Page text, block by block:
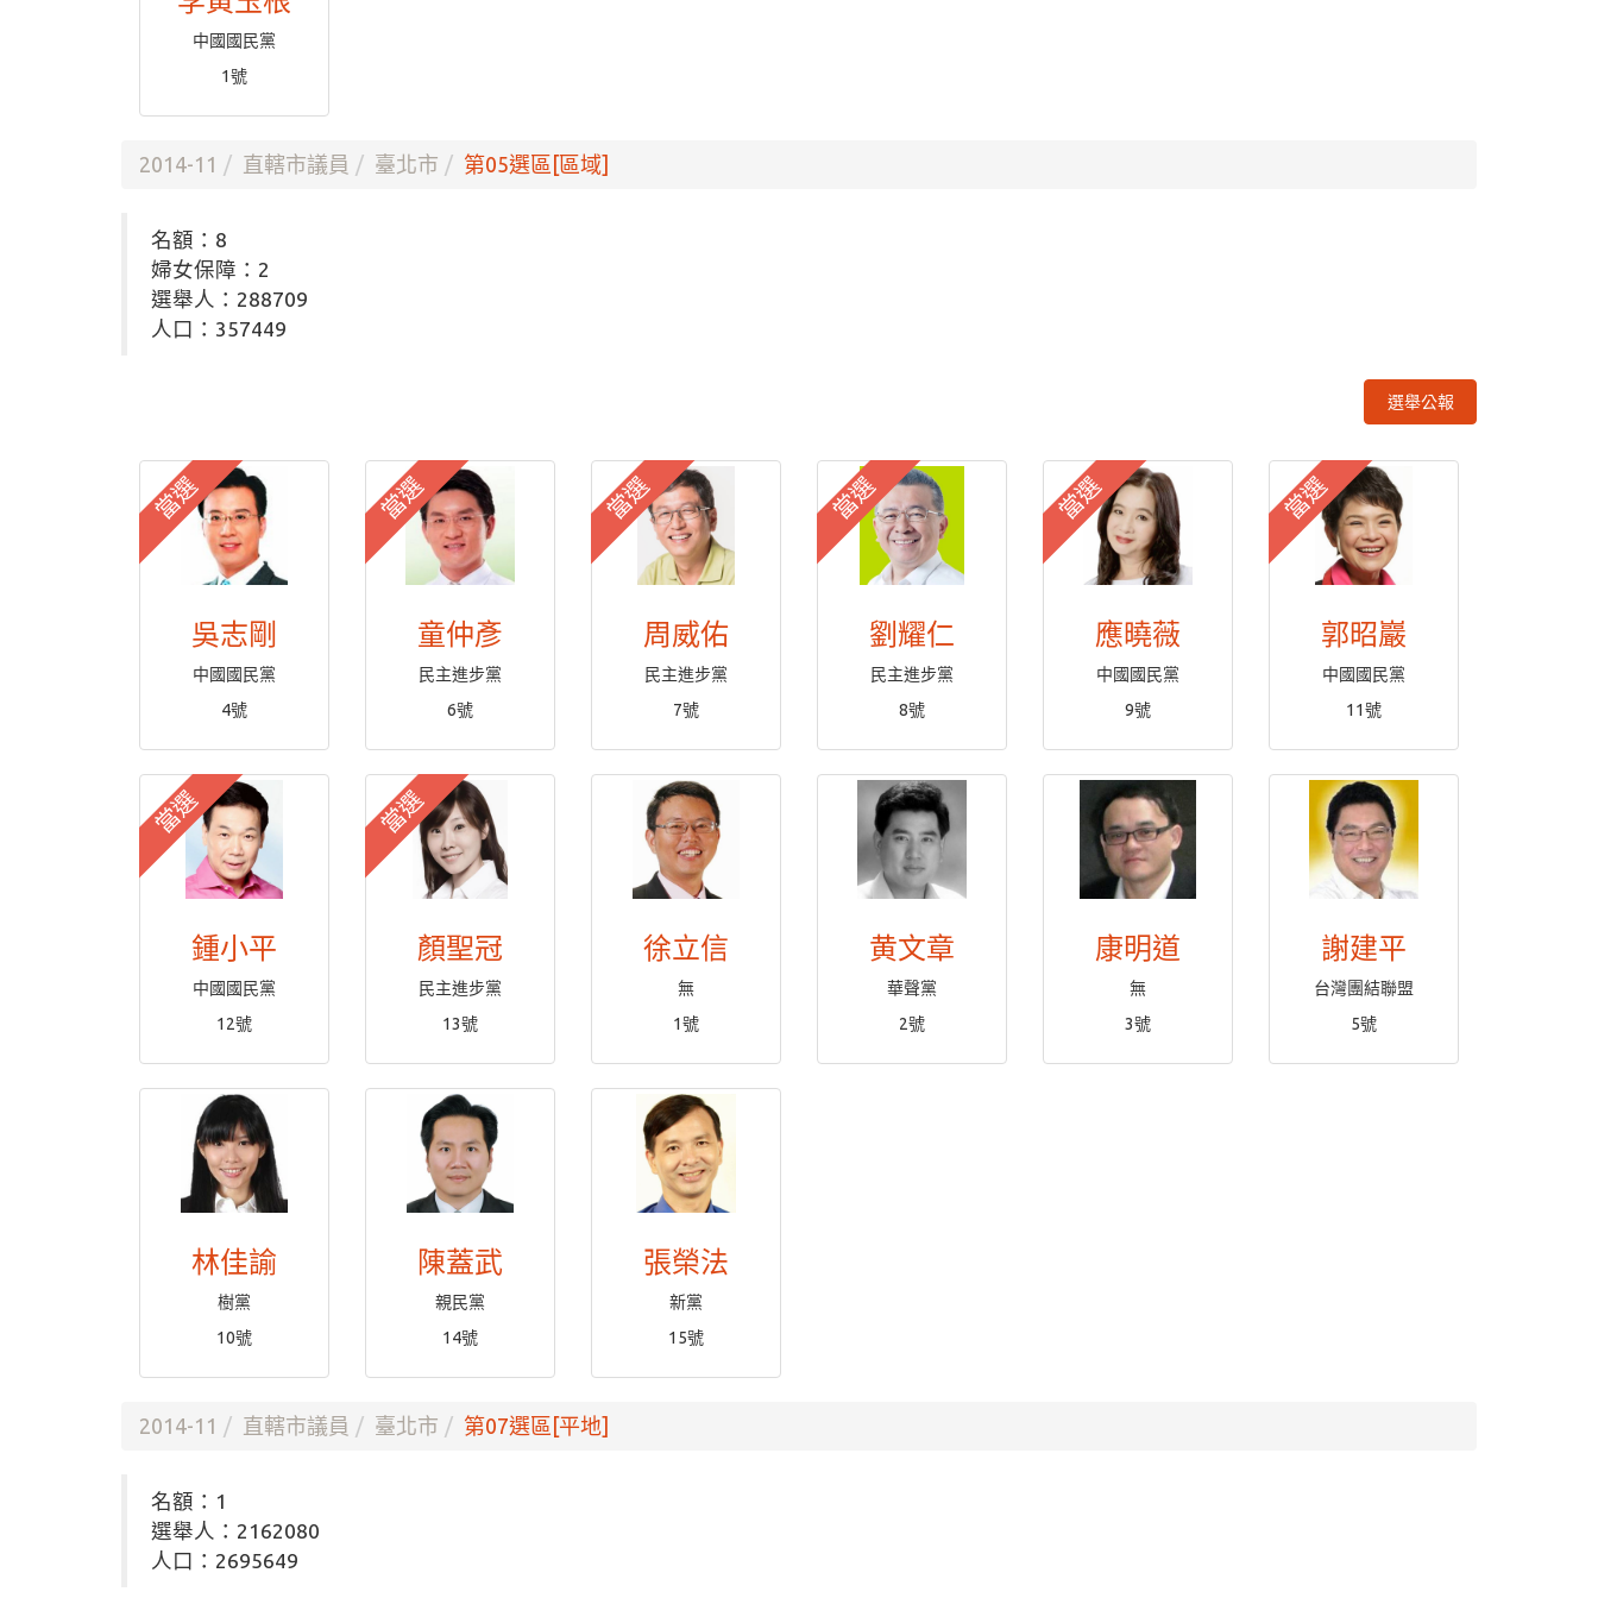
中國國民黨
1號
2014-11 直轄市議員 臺北市 第05選區[區域]
名額：8
婦女保障：2
選舉人：288709
人口：357449
選舉公報
當選
吳志剛
中國國民黨
4號
當選
童仲彥
民主進步黨
6號
當選
周威佑
民主進步黨
7號
當選
劉耀仁
民主進步黨
8號
當選
應曉薇
中國國民黨
9號
當選
郭昭巖
中國國民黨
11號
當選
鍾小平
中國國民黨
12號
當選
顏聖冠
民主進步黨
13號
徐立信
無
1號
黄文章
華聲黨
2號
康明道
無
3號
謝建平
台灣團結聯盟
5號
林佳諭
樹黨
10號
陳蓋武
親民黨
14號
張榮法
新黨
15號
2014-11 直轄市議員 臺北市 第07選區[平地]
名額：1
選舉人：2162080
人口：2695649